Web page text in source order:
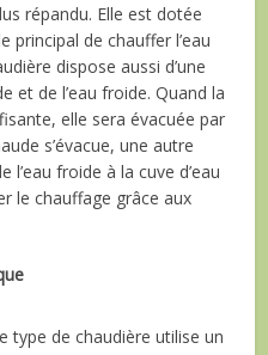
répandu. Elle est dotée
principal de chauffer l’eau
dispose aussi d’une
et de l’eau froide. Quand la
elle sera évacuée par
s’évacue, une autre
l’eau froide à la cuve d’eau
le chauffage grâce aux
type de chaudière utilise un